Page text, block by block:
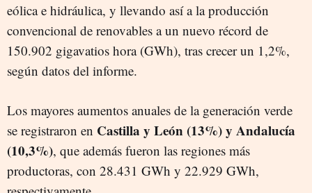
eólica e hidráulica, y llevando así a la producción
convencional de renovables a un nuevo récord de
150.902 gigavatios hora (GWh), tras crecer un 1,2%,
según datos del informe.
Los mayores aumentos anuales de la generación verde
se registraron en Castilla y León (13%) y Andalucía
(10,3%), que además fueron las regiones más
productoras, con 28.431 GWh y 22.929 GWh,